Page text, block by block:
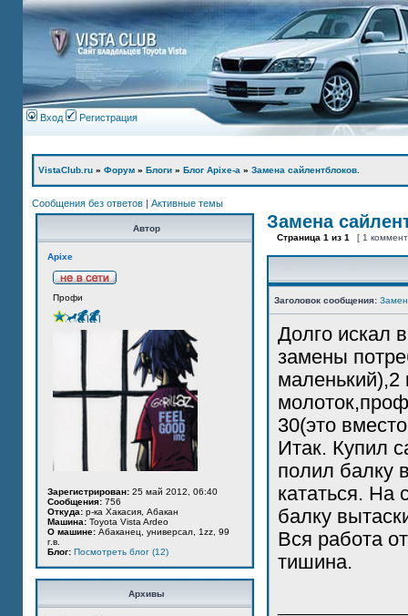
Вход Регистрация
VistaClub.ru » Форум » Блоги » Блог Apixe-а » Замена сайлентблоков.
Сообщения без ответов | Активные темы
Автор
Apixe
Профи
Зарегистрирован: 25 май 2012, 06:40
Сообщения: 756
Откуда: р-ка Хакасия, Абакан
Машина: Toyota Vista Ardeo
О машине: Абаканец, универсал, 1zz, 99
г.в.
Блог: Посмотреть блог (12)
Архивы
Замена
Страница 1 из 1 [ 1
Заголовок сообщения:
Долго искал
замены
маленький),2
30(это
Итак. Купил
полил балку
кататься. На
балку
Вся работа
тишина.